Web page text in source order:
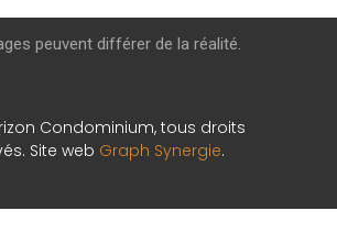
peuvent différer de la réalité.
Condominium, tous droits
Site web Graph Synergie.